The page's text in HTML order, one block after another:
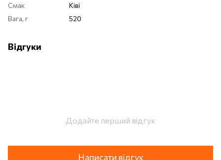
Смак
Ківі
Вага, г
520
Відгуки
Додайте перший відгук
Написати відгук